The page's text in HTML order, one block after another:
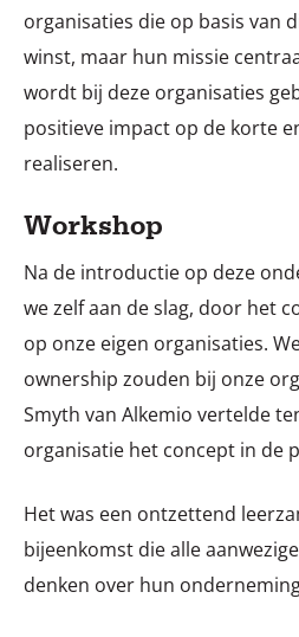
organisaties die op basis van
winst, maar hun missie
wordt bij deze organisaties
positieve impact op de korte
realiseren.
Workshop
Na de introductie op deze
we zelf aan de slag, door het
op onze eigen organisaties.
ownership zouden bij onze
Smyth van Alkemio vertelde
organisatie het concept in de
Het was een ontzettend
bijeenkomst die alle
denken over hun